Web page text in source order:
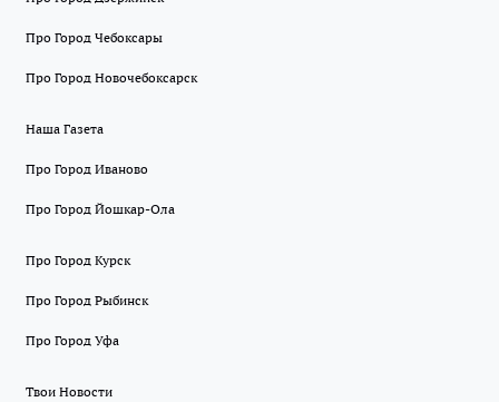
Про Город Чебоксары
Про Город Новочебоксарск
Наша Газета
Про Город Иваново
Про Город Йошкар-Ола
Про Город Курск
Про Город Рыбинск
Про Город Уфа
Твои Новости